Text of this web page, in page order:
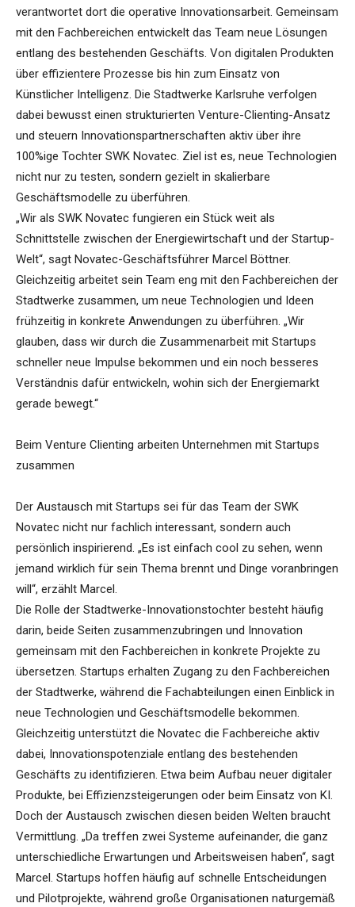
verantwortet dort die operative Innovationsarbeit. Gemeinsam
mit den Fachbereichen entwickelt das Team neue Lösungen
entlang des bestehenden Geschäfts. Von digitalen Produkten
über effizientere Prozesse bis hin zum Einsatz von
Künstlicher Intelligenz. Die Stadtwerke Karlsruhe verfolgen
dabei bewusst einen strukturierten Venture-Clienting-Ansatz
und steuern Innovationspartnerschaften aktiv über ihre
100%ige Tochter SWK Novatec. Ziel ist es, neue Technologien
nicht nur zu testen, sondern gezielt in skalierbare
Geschäftsmodelle zu überführen.
„Wir als SWK Novatec fungieren ein Stück weit als
Schnittstelle zwischen der Energiewirtschaft und der Startup-
Welt“, sagt Novatec-Geschäftsführer Marcel Böttner.
Gleichzeitig arbeitet sein Team eng mit den Fachbereichen der
Stadtwerke zusammen, um neue Technologien und Ideen
frühzeitig in konkrete Anwendungen zu überführen. „Wir
glauben, dass wir durch die Zusammenarbeit mit Startups
schneller neue Impulse bekommen und ein noch besseres
Verständnis dafür entwickeln, wohin sich der Energiemarkt
gerade bewegt.“
Beim Venture Clienting arbeiten Unternehmen mit Startups
zusammen
Der Austausch mit Startups sei für das Team der SWK
Novatec nicht nur fachlich interessant, sondern auch
persönlich inspirierend. „Es ist einfach cool zu sehen, wenn
jemand wirklich für sein Thema brennt und Dinge voranbringen
will“, erzählt Marcel.
Die Rolle der Stadtwerke-Innovationstochter besteht häufig
darin, beide Seiten zusammenzubringen und Innovation
gemeinsam mit den Fachbereichen in konkrete Projekte zu
übersetzen. Startups erhalten Zugang zu den Fachbereichen
der Stadtwerke, während die Fachabteilungen einen Einblick in
neue Technologien und Geschäftsmodelle bekommen.
Gleichzeitig unterstützt die Novatec die Fachbereiche aktiv
dabei, Innovationspotenziale entlang des bestehenden
Geschäfts zu identifizieren. Etwa beim Aufbau neuer digitaler
Produkte, bei Effizienzsteigerungen oder beim Einsatz von KI.
Doch der Austausch zwischen diesen beiden Welten braucht
Vermittlung. „Da treffen zwei Systeme aufeinander, die ganz
unterschiedliche Erwartungen und Arbeitsweisen haben“, sagt
Marcel. Startups hoffen häufig auf schnelle Entscheidungen
und Pilotprojekte, während große Organisationen naturgemäß